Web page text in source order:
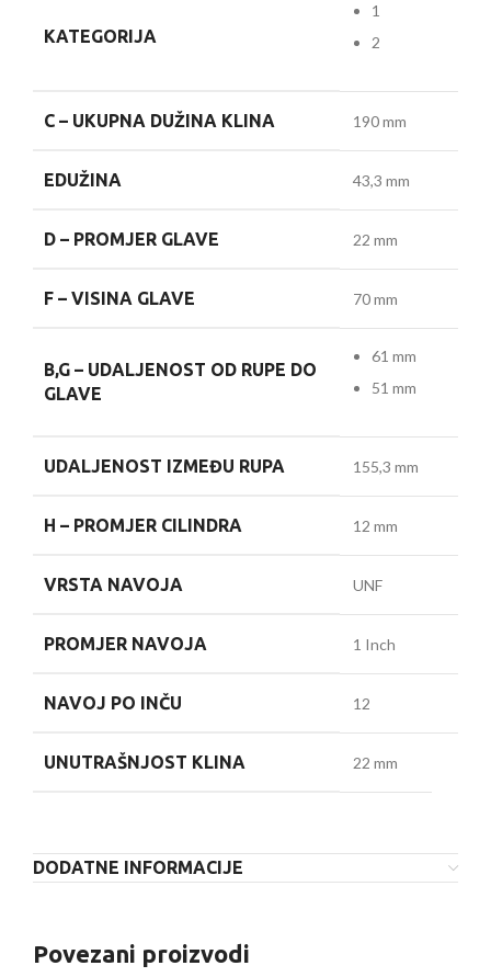
KATEGORIJA
1
2
C – UKUPNA DUŽINA KLINA 190 mm
EDUŽINA 43,3 mm
D – PROMJER GLAVE 22 mm
F – VISINA GLAVE 70 mm
B,G – UDALJENOST OD RUPE DO
GLAVE
61 mm
51 mm
UDALJENOST IZMEĐU RUPA 155,3 mm
H – PROMJER CILINDRA 12 mm
VRSTA NAVOJA UNF
PROMJER NAVOJA 1 Inch
NAVOJ PO INČU 12
UNUTRAŠNJOST KLINA 22 mm
DODATNE INFORMACIJE
Povezani proizvodi